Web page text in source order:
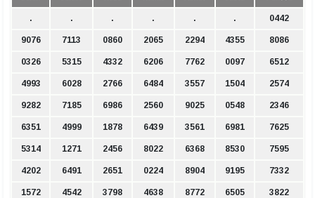
. . . . . . 0442
9076 7113 0860 2065 2294 4355 8086
0326 5315 4332 6206 7762 0097 6512
4993 6028 2766 6484 3557 1504 2574
9282 7185 6986 2560 9025 0548 2346
6351 4999 1878 6439 3561 6981 7625
5314 1271 2456 8022 6368 8530 7595
4202 6491 2651 0224 8904 9195 7332
1572 4542 3798 4638 8772 6505 3822